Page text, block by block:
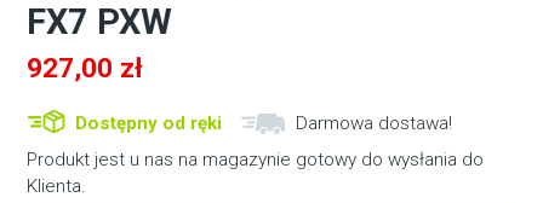
FX7 PXW
927,00 zł
Dostępny od ręki
Darmowa dostawa!
Produkt jest u nas na magazynie gotowy do wysłania do
Klienta.